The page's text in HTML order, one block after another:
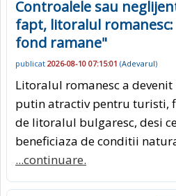
Controalele sau
fapt, litoralul
fond ramane"
publicat 2026-08-10 07:15:01 (Adevarul)
Litoralul romanesc a devenit
putin atractiv pentru turisti,
de litoralul bulgaresc, desi
beneficiaza de conditii
...continuare.